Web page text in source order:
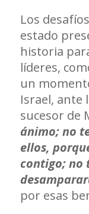
Los
estado
historia
líderes,
un
Israel, ante
sucesor de
ánimo; no
ellos,
contigo; no
por esas